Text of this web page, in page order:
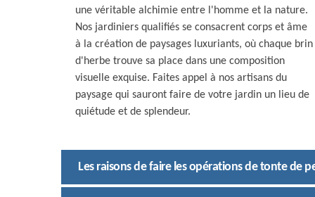
une véritable alchimie entre l'homme et la nature.
Nos jardiniers qualifiés se consacrent corps et âme
à la création de paysages luxuriants, où chaque brin
d'herbe trouve sa place dans une composition
visuelle exquise. Faites appel à nos artisans du
paysage qui sauront faire de votre jardin un lieu de
quiétude et de splendeur.
Les raisons de faire les opérations de tonte de